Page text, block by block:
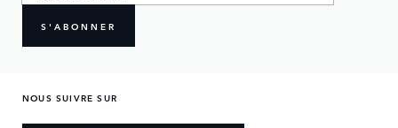
S'ABONNER
NOUS SUIVRE SUR